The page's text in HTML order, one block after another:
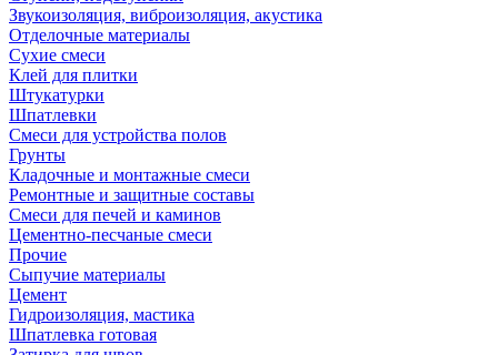
Звукоизоляция, виброизоляция, акустика
Отделочные материалы
Сухие смеси
Клей для плитки
Штукатурки
Шпатлевки
Смеси для устройства полов
Грунты
Кладочные и монтажные смеси
Ремонтные и защитные составы
Смеси для печей и каминов
Цементно-песчаные смеси
Прочие
Сыпучие материалы
Цемент
Гидроизоляция, мастика
Шпатлевка готовая